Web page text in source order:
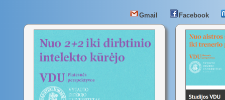
Gmail Facebook